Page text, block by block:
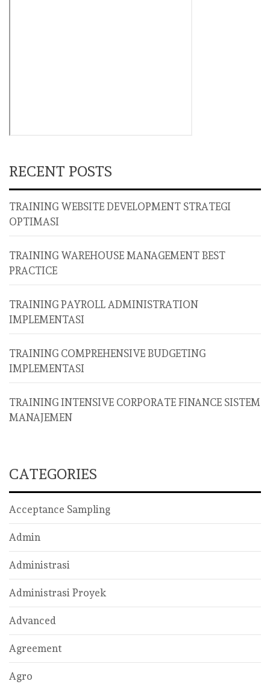
RECENT POSTS
TRAINING WEBSITE DEVELOPMENT STRATEGI
OPTIMASI
TRAINING WAREHOUSE MANAGEMENT BEST
PRACTICE
TRAINING PAYROLL ADMINISTRATION
IMPLEMENTASI
TRAINING COMPREHENSIVE BUDGETING
IMPLEMENTASI
TRAINING INTENSIVE CORPORATE FINANCE SISTEM
MANAJEMEN
CATEGORIES
Acceptance Sampling
Admin
Administrasi
Administrasi Proyek
Advanced
Agreement
Agro